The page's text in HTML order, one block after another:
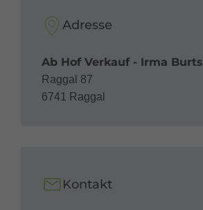
Adresse
Ab Hof Verkauf - Irma
Raggal 87
6741 Raggal
Kontakt